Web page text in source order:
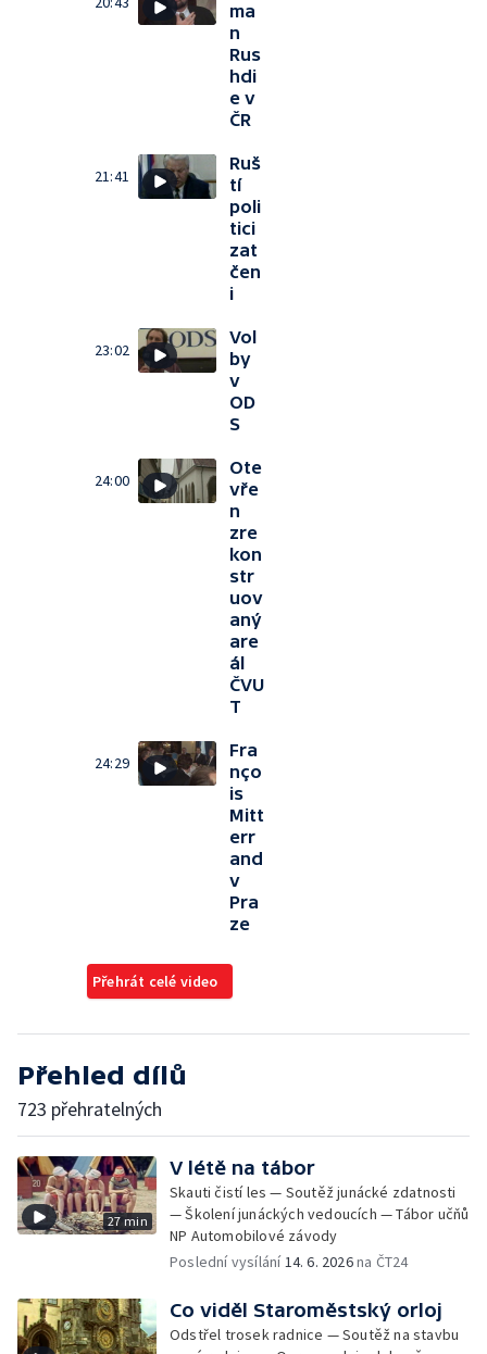
ma
n
Rus
hdi
e v
ČR
21:41
Ruš
tí
poli
tici
zat
čen
i
23:02
Vol
by
v
OD
S
24:00
Ote
vře
n
zre
kon
str
uov
aný
are
ál
ČVU
T
24:29
Fra
nço
is
Mitt
err
and
v
Pra
ze
Přehrát celé video
Přehled dílů
723 přehratelných
27 min
V létě na tábor
Skauti čistí les — Soutěž junácké zdatnosti
— Školení junáckých vedoucích — Tábor učňů
NP Automobilové závody
Poslední vysílání14. 6. 2026na ČT24
Co viděl Staroměstský orloj
Odstřel trosek radnice — Soutěž na stavbu